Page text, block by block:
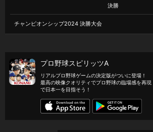
決勝
チャンピオンシップ2024 決勝大会
プロ野球スピリッツA
リアルプロ野球ゲームの決定版がついに登場！
最高の映像クオリティでプロ野球の臨場感を再
で日本一を目指そう！